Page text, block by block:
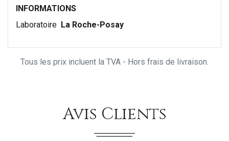
INFORMATIONS
Laboratoire La Roche-Posay
Tous les prix incluent la TVA - Hors frais de livraison.
Avis Clients